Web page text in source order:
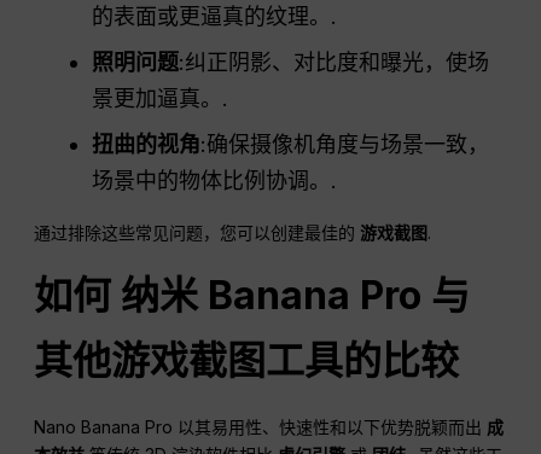
的表面或更逼真的纹理。.
照明问题:纠正阴影、对比度和曝光，使场
景更加逼真。.
扭曲的视角:确保摄像机角度与场景一致，
场景中的物体比例协调。.
通过排除这些常见问题，您可以创建最佳的 游戏截图.
如何 纳米Banana Pro 与
其他游戏截图工具的比较
Nano Banana Pro 以其易用性、快速性和以下优势脱颖而出 成